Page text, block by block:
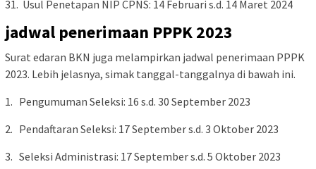
31. Usul Penetapan NIP CPNS: 14 Februari s.d. 14 Maret 2024
jadwal penerimaan PPPK 2023
Surat edaran BKN juga melampirkan jadwal penerimaan PPPK
2023. Lebih jelasnya, simak tanggal-tanggalnya di bawah ini.
1. Pengumuman Seleksi: 16 s.d. 30 September 2023
2. Pendaftaran Seleksi: 17 September s.d. 3 Oktober 2023
3. Seleksi Administrasi: 17 September s.d. 5 Oktober 2023